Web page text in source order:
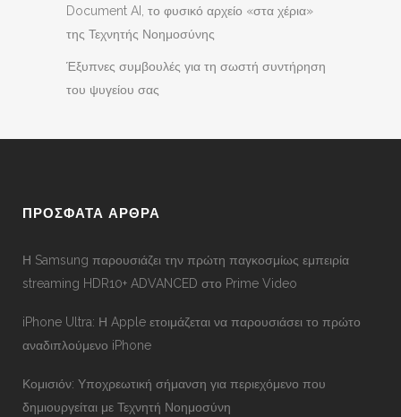
Document AI, το φυσικό αρχείο «στα χέρια»
της Τεχνητής Νοημοσύνης
Έξυπνες συμβουλές για τη σωστή συντήρηση
του ψυγείου σας
ΠΡΟΣΦΑΤΑ ΑΡΘΡΑ
Η Samsung παρουσιάζει την πρώτη παγκοσμίως εμπειρία
streaming HDR10+ ADVANCED στο Prime Video
iPhone Ultra: Η Apple ετοιμάζεται να παρουσιάσει το πρώτο
αναδιπλούμενο iPhone
Κομισιόν: Υποχρεωτική σήμανση για περιεχόμενο που
δημιουργείται με Τεχνητή Νοημοσύνη